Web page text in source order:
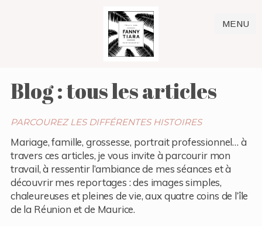
MENU
Blog : tous les articles
PARCOUREZ LES DIFFÉRENTES HISTOIRES
Mariage, famille, grossesse, portrait professionnel… à
travers ces articles, je vous invite à parcourir mon
travail, à ressentir l’ambiance de mes séances et à
découvrir mes reportages : des images simples,
chaleureuses et pleines de vie, aux quatre coins de l’île
de la Réunion et de Maurice.